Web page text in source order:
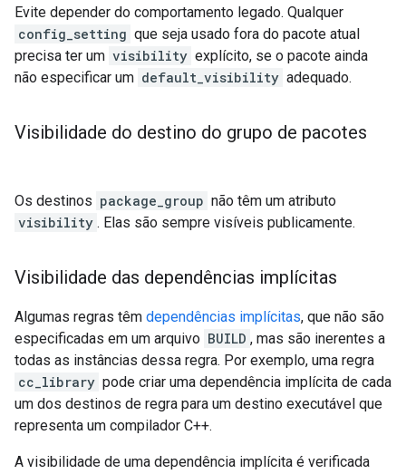
Evite depender do comportamento legado. Qualquer
config_setting que seja usado fora do pacote atual
precisa ter um visibility explícito, se o pacote ainda
não especificar um default_visibility adequado.
Visibilidade do destino do grupo de pacotes
Os destinos package_group não têm um atributo
visibility . Elas são sempre visíveis publicamente.
Visibilidade das dependências implícitas
Algumas regras têm dependências implícitas, que não são
especificadas em um arquivo BUILD , mas são inerentes a
todas as instâncias dessa regra. Por exemplo, uma regra
cc_library pode criar uma dependência implícita de cada
um dos destinos de regra para um destino executável que
representa um compilador C++.
A visibilidade de uma dependência implícita é verificada